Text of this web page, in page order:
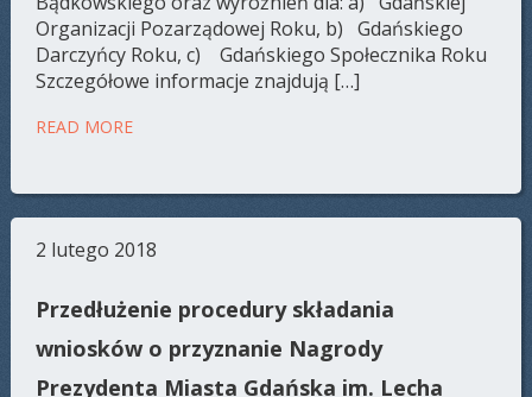
Organizacji Pozarządowej Roku, b) Gdańskiego
Darczyńcy Roku, c) Gdańskiego Społecznika Roku
Szczegółowe informacje znajdują […]
READ MORE
2 lutego 2018
Przedłużenie procedury składania
wniosków o przyznanie Nagrody
Prezydenta Miasta Gdańska im. Lecha